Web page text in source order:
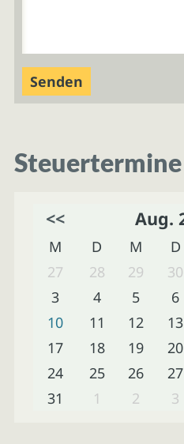
Steuertermine
<< Aug.
M D M D
27
28 29 30
3
4 5 6
10
11 12 13
17
18 19 20
24
25 26 27
31
1 2 3